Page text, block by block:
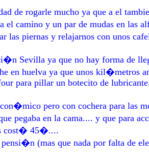
de rogarle mucho ya que a el
el camino y un par de mudas en las
las piernas y relajarnos con unos
Sevilla ya que no hay forma de
en huelva ya que unos kil�metros
para pillar un botecito de
pero con cochera para las
pegaba en la cama.... y que para
cost� 45�....
(mas que nada por falta de